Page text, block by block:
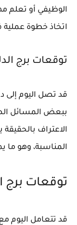
الوظيفي أو تعلم
اتخاذ خطوة عملية
توقعات برج
قد تصل اليوم إلى
ببعض المسائل
الاعتراف
المناسبة، وهو ما
توقعات برج
قد تتعامل اليوم